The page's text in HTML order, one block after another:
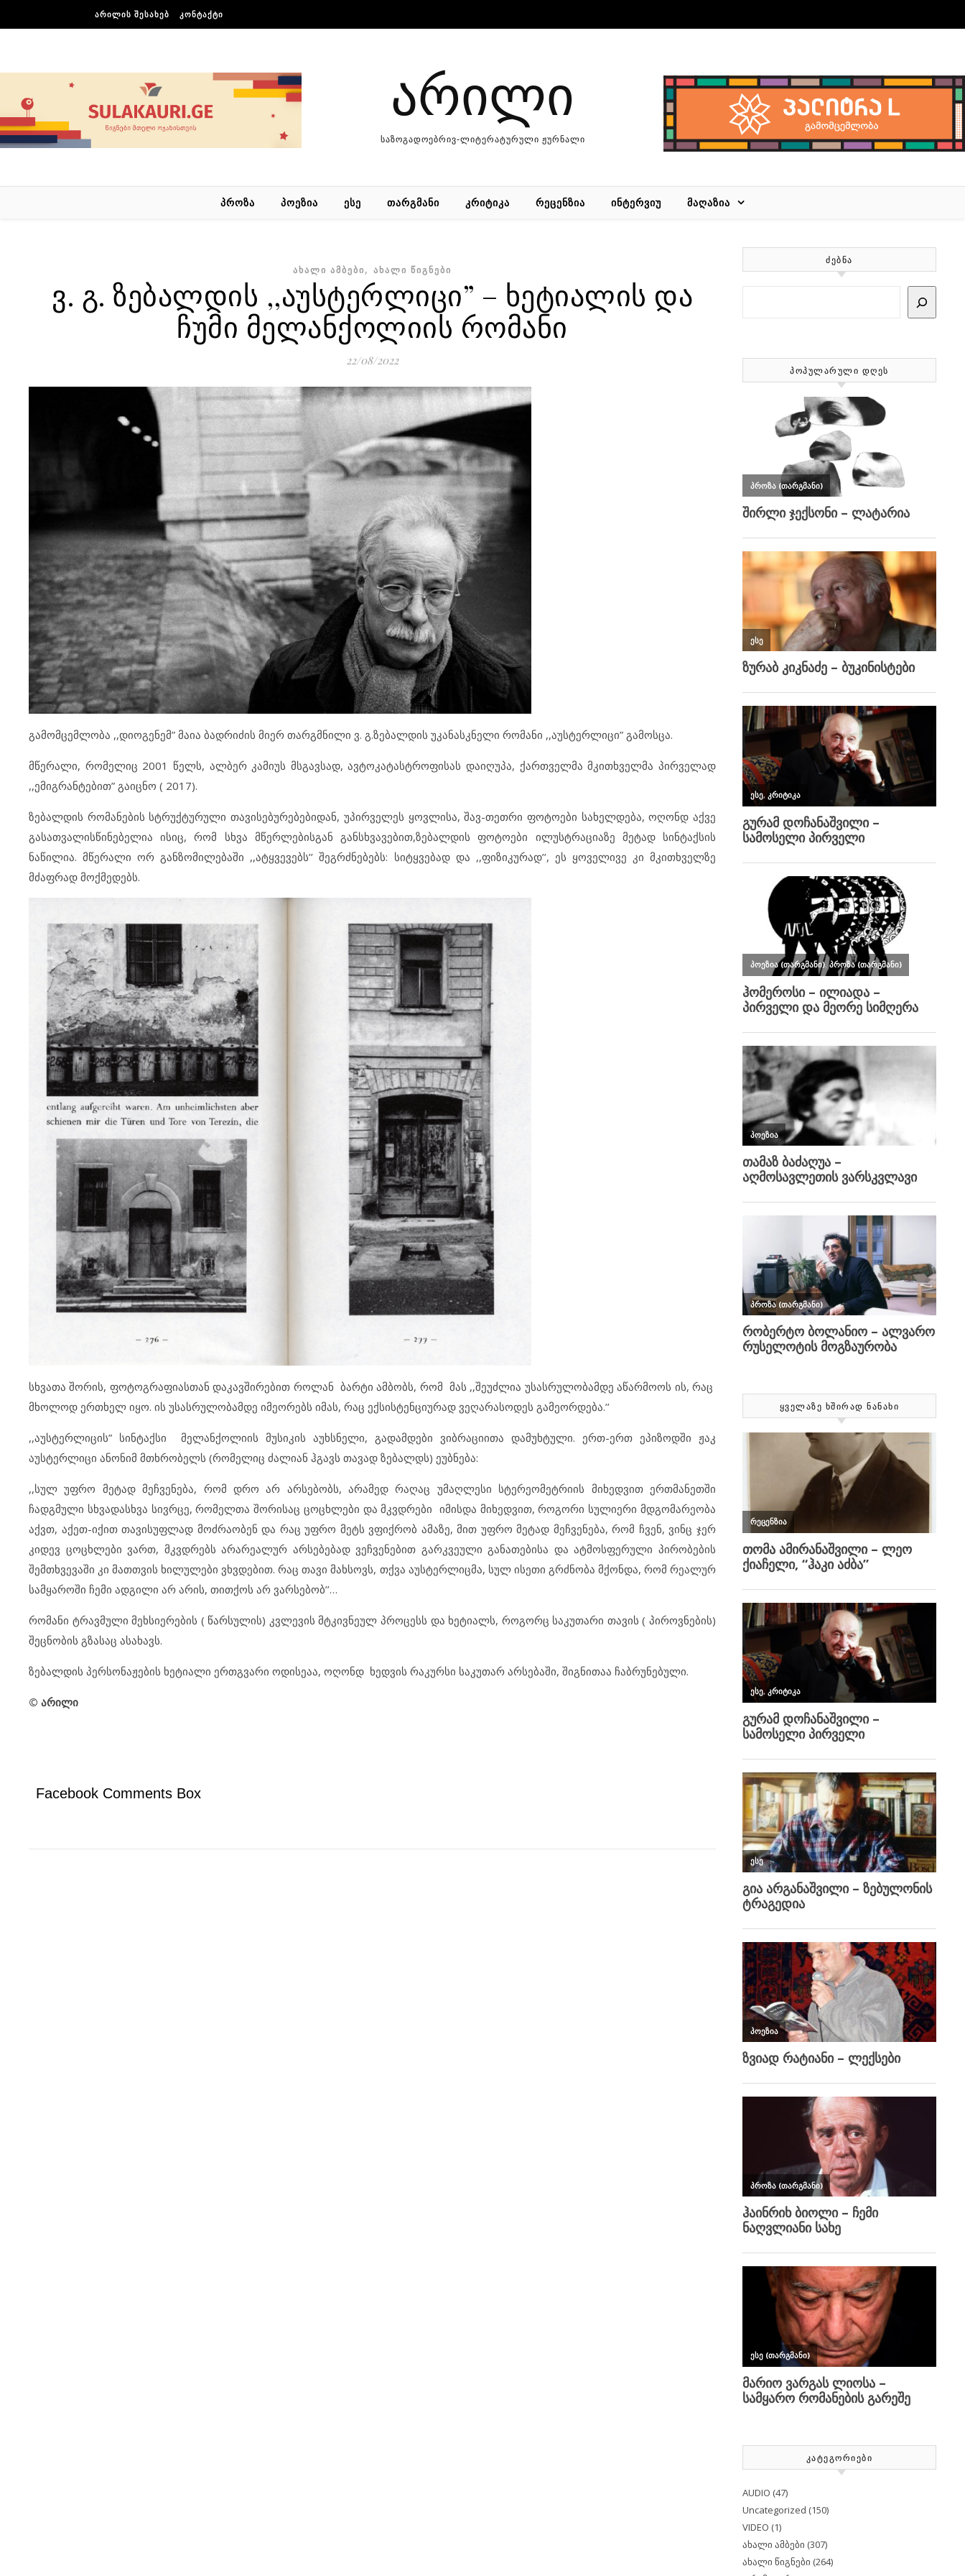
ᲐᲠᲘᲚᲘᲡ ᲨᲔᲡᲐᲮᲔᲑ ᲙᲝᲜᲢᲐᲥᲢᲘ
არილი
საზოგადოებრივ-ლიტერატურული ჟურნალი
ᲞᲠᲝᲖᲐ ᲞᲝᲔᲖᲘᲐ ᲔᲡᲔ ᲗᲐᲠᲒᲛᲐᲜᲘ ᲙᲠᲘᲢᲘᲙᲐ ᲠᲔᲪᲔᲜᲖᲘᲐ ᲘᲜᲢᲔᲠᲕᲘᲣ ᲛᲐᲦᲐᲖᲘᲐ
ᲐᲮᲐᲚᲘ ᲐᲛᲑᲔᲑᲘ, ᲐᲮᲐᲚᲘ ᲬᲘᲒᲜᲔᲑᲘ
ვ. გ. ზებალდის ,,აუსტერლიცი” – ხეტიალის და
ჩუმი მელანქოლიის რომანი
22/08/2022
გამომცემლობა ,,დიოგენემ” მაია ბადრიძის მიერ თარგმნილი ვ. გ.ზებალდის უკანასკნელი რომანი ,,აუსტერლიცი” გამოსცა.
მწერალი, რომელიც 2001 წელს, ალბერ კამიუს მსგავსად, ავტოკატასტროფისას დაიღუპა, ქართველმა მკითხველმა პირველად
,,ემიგრანტებით” გაიცნო ( 2017).
ზებალდის რომანების სტრუქტურული თავისებურებებიდან, უპირველეს ყოვლისა, შავ-თეთრი ფოტოები სახელდება, ოღონდ აქვე
გასათვალისწინებელია ისიც, რომ სხვა მწერლებისგან განსხვავებით,ზებალდის ფოტოები ილუსტრაციაზე მეტად სინტაქსის
ნაწილია. მწერალი ორ განზომილებაში ,,ატყვევებს’’ შეგრძნებებს: სიტყვებად და ,,ფიზიკურად’’, ეს ყოველივე კი მკითხველზე
მძაფრად მოქმედებს.
სხვათა შორის, ფოტოგრაფიასთან დაკავშირებით როლან ბარტი ამბობს, რომ მას ,,შეუძლია უსასრულობამდე აწარმოოს ის, რაც
მხოლოდ ერთხელ იყო. ის უსასრულობამდე იმეორებს იმას, რაც ექსისტენციურად ვეღარასოდეს გამეორდება.’’
,,აუსტერლიცის” სინტაქსი მელანქოლიის მუსიკის აუხსნელი, გადამდები ვიბრაციითა დამუხტული. ერთ-ერთ ეპიზოდში ჟაკ
აუსტერლიცი ანონიმ მთხრობელს (რომელიც ძალიან ჰგავს თავად ზებალდს) ეუბნება:
,,სულ უფრო მეტად მეჩვენება, რომ დრო არ არსებობს, არამედ რაღაც უმაღლესი სტერეომეტრიის მიხედვით ერთმანეთში
ჩადგმული სხვადასხვა სივრცე, რომელთა შორისაც ცოცხლები და მკვდრები იმისდა მიხედვით, როგორი სულიერი მდგომარეობა
აქვთ, აქეთ-იქით თავისუფლად მოძრაობენ და რაც უფრო მეტს ვფიქრობ ამაზე, მით უფრო მეტად მეჩვენება, რომ ჩვენ, ვინც ჯერ
კიდევ ცოცხლები ვართ, მკვდრებს არარეალურ არსებებად ვეჩვენებით გარკვეული განათებისა და ატმოსფერული პირობების
შემთხვევაში კი მათთვის ხილულები ვხვდებით. რაც თავი მახსოვს, თქვა აუსტერლიცმა, სულ ისეთი გრძნობა მქონდა, რომ რეალურ
სამყაროში ჩემი ადგილი არ არის, თითქოს არ ვარსებობ’’…
რომანი ტრავმული მეხსიერების ( წარსულის) კვლევის მტკივნეულ პროცესს და ხეტიალს, როგორც საკუთარი თავის ( პიროვნების)
შეცნობის გზასაც ასახავს.
ზებალდის პერსონაჟების ხეტიალი ერთგვარი ოდისეაა, ოღონდ ხედვის რაკურსი საკუთარ არსებაში, შიგნითაა ჩაბრუნებული.
© არილი
Facebook Comments Box
ᲫᲔᲑᲜᲐ
ᲞᲝᲞᲣᲚᲐᲠᲣᲚᲘ ᲓᲦᲔᲡ
ᲧᲕᲔᲚᲐᲖᲔ ᲮᲨᲘᲠᲐᲓ ᲜᲐᲜᲐᲮᲘ
ᲙᲐᲢᲔᲒᲝᲠᲘᲔᲑᲘ
AUDIO (47)
Uncategorized (150)
VIDEO (1)
ახალი ამბები (307)
ახალი წიგნები (264)